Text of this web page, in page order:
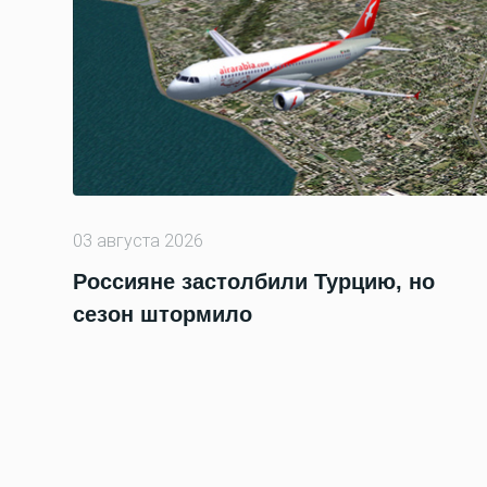
03 августа 2026
Россияне застолбили Турцию, но
сезон штормило